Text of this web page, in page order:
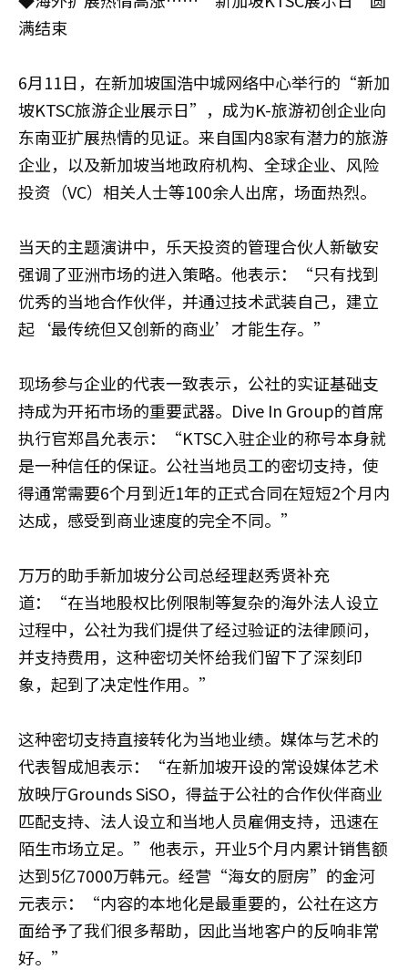
满结束
6月11日，在新加坡国浩中城网络中心举行的“新加
坡KTSC旅游企业展示日”，成为K-旅游初创企业向
东南亚扩展热情的见证。来自国内8家有潜力的旅游
企业，以及新加坡当地政府机构、全球企业、风险
投资（VC）相关人士等100余人出席，场面热烈。
当天的主题演讲中，乐天投资的管理合伙人新敏安
强调了亚洲市场的进入策略。他表示：“只有找到
优秀的当地合作伙伴，并通过技术武装自己，建立
起‘最传统但又创新的商业’才能生存。”
现场参与企业的代表一致表示，公社的实证基础支
持成为开拓市场的重要武器。Dive In Group的首席
执行官郑昌允表示：“KTSC入驻企业的称号本身就
是一种信任的保证。公社当地员工的密切支持，使
得通常需要6个月到近1年的正式合同在短短2个月内
达成，感受到商业速度的完全不同。”
万万的助手新加坡分公司总经理赵秀贤补充
道：“在当地股权比例限制等复杂的海外法人设立
过程中，公社为我们提供了经过验证的法律顾问，
并支持费用，这种密切关怀给我们留下了深刻印
象，起到了决定性作用。”
这种密切支持直接转化为当地业绩。媒体与艺术的
代表智成旭表示：“在新加坡开设的常设媒体艺术
放映厅Grounds SiSO，得益于公社的合作伙伴商业
匹配支持、法人设立和当地人员雇佣支持，迅速在
陌生市场立足。”他表示，开业5个月内累计销售额
达到5亿7000万韩元。经营“海女的厨房”的金河
元表示：“内容的本地化是最重要的，公社在这方
面给予了我们很多帮助，因此当地客户的反响非常
好。”